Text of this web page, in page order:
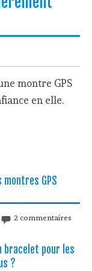
montre GPS
en elle.
montres GPS
2 commentaires
bracelet pour les
?